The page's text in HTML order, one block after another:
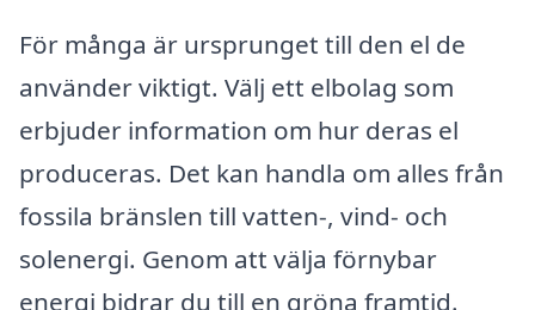
För många är ursprunget till den el de
använder viktigt. Välj ett elbolag som
erbjuder information om hur deras el
produceras. Det kan handla om alles från
fossila bränslen till vatten-, vind- och
solenergi. Genom att välja förnybar
energi bidrar du till en gröna framtid.